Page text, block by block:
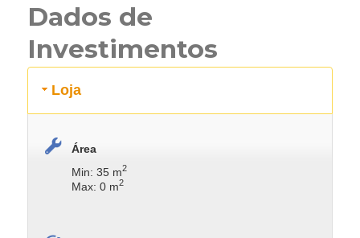
Dados de
Investimentos
Loja
Área
Min: 35 m2
Max: 0 m2